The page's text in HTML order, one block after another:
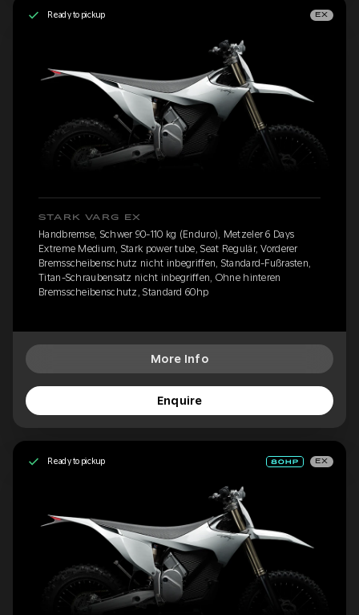
Ready to pickup EX
STARK VARG EX
Handbremse, Schwer 90-110 kg (Enduro), Metzeler 6 Days
Extreme Medium, Stark power tube, Seat Regulär, Vorderer
Bremsscheibenschutz nicht inbegriffen, Standard-Fußrasten,
Titan-Schraubensatz nicht inbegriffen, Ohne hinteren
Bremsscheibenschutz, Standard 60hp
More Info
Enquire
Ready to pickup EX